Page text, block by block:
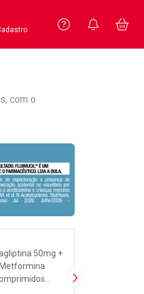
ContaPrecisa
Ver Recursos
Você
com o
Próxima Imagem
50mg +